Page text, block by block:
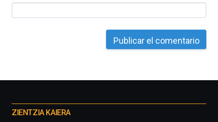
proyectos
ZIENTZIA KAIERA